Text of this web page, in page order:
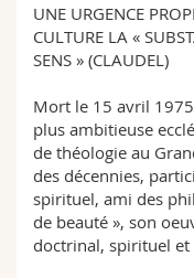
UNE URGENCE
CULTURE LA «
SENS » (CLAUDEL)
Mort le 15 avril
plus ambitieuse
de théologie au
des décennies,
spirituel, ami des
de beauté », son
doctrinal, spirituel